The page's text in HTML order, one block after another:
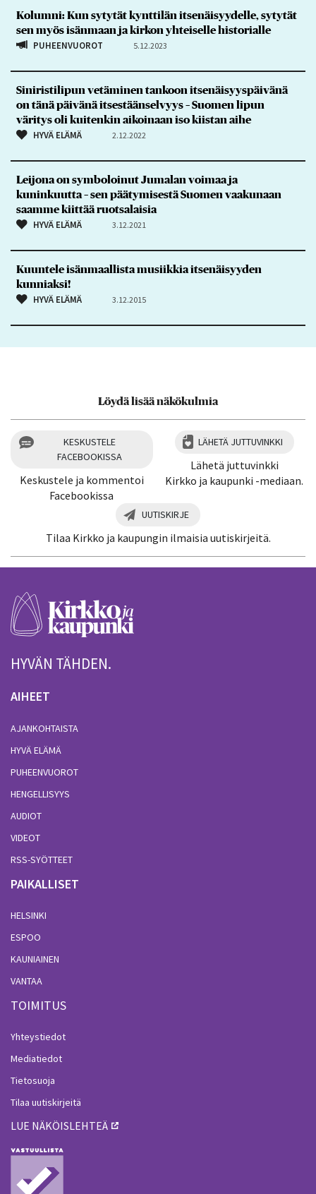
Kolumni: Kun sytytät kynttilän itsenäisyydelle, sytytät
sen myös isänmaan ja kirkon yhteiselle historialle
PUHEENVUOROT 5.12.2023
Siniristilipun vetäminen tankoon itsenäisyyspäivänä
on tänä päivänä itsestäänselvyys – Suomen lipun
väritys oli kuitenkin aikoinaan iso kiistan aihe
HYVÄ ELÄMÄ 2.12.2022
Leijona on symboloinut Jumalan voimaa ja
kuninkuutta – sen päätymisestä Suomen vaakunaan
saamme kiittää ruotsalaisia
HYVÄ ELÄMÄ 3.12.2021
Kuuntele isänmaallista musiikkia itsenäisyyden
kunniaksi!
HYVÄ ELÄMÄ 3.12.2015
Löydä lisää näkökulmia
KESKUSTELE
FACEBOOKISSA
Keskustele ja kommentoi
Facebookissa
LÄHETÄ JUTTUVINKKI
Lähetä juttuvinkki
Kirkko ja kaupunki -mediaan.
UUTISKIRJE
Tilaa Kirkko ja kaupungin ilmaisia uutiskirjeitä.
HYVÄN TÄHDEN.
AIHEET
AJANKOHTAISTA
HYVÄ ELÄMÄ
PUHEENVUOROT
HENGELLISYYS
AUDIOT
VIDEOT
RSS-SYÖTTEET
PAIKALLISET
HELSINKI
ESPOO
KAUNIAINEN
VANTAA
TOIMITUS
Yhteystiedot
Mediatiedot
Tietosuoja
Tilaa uutiskirjeitä
LUE NÄKÖISLEHTEÄ